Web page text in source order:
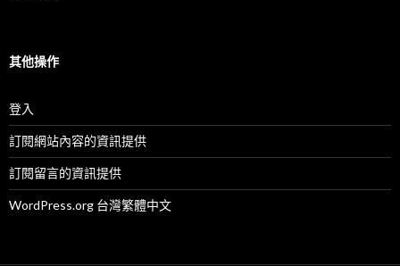
其他操作
登入
訂閱網站內容的資訊提供
訂閱留言的資訊提供
WordPress.org 台灣繁體中文